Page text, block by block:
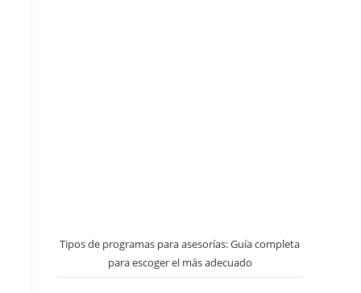
Tipos de programas para asesorías: Guía completa
para escoger el más adecuado